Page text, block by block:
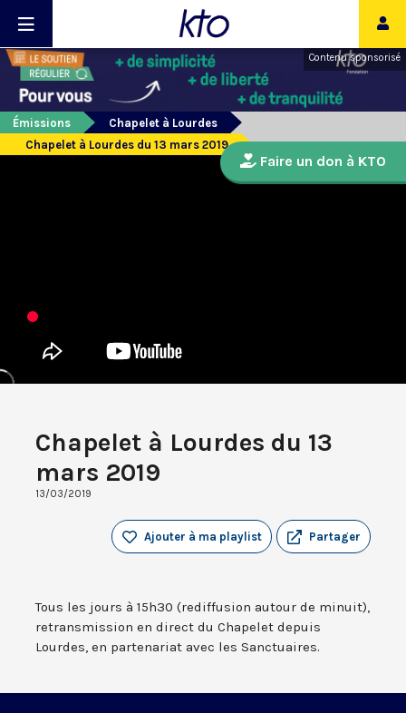
Contenu sponsorisé
Émissions
Chapelet à Lourdes
Chapelet à Lourdes du 13 mars 2019
Chapelet à Lourdes du 13
mars 2019
13/03/2019
Partager
Ajouter à ma playlist
Tous les jours à 15h30 (rediffusion autour de minuit),
retransmission en direct du Chapelet depuis
Lourdes, en partenariat avec les Sanctuaires.
Faire un don à KTO